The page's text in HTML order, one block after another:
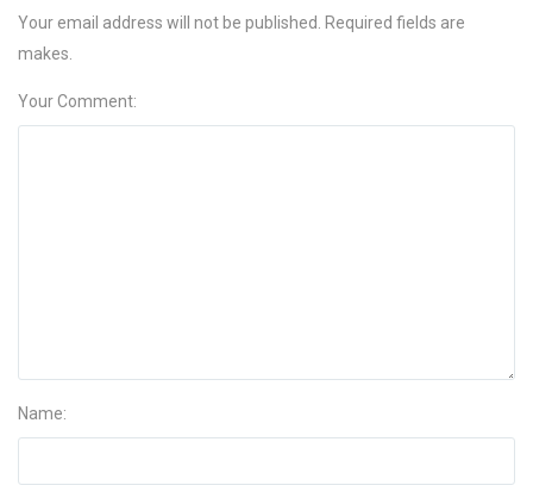
Your email address will not be published. Required fields are
makes.
Your Comment:
Name: